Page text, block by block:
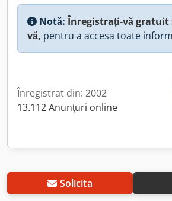
Notă:Înregistrați-vă gratuit
vă, pentru a accesa toate
Înregistrat din: 2002
13.112 Anunțuri online
Solicita